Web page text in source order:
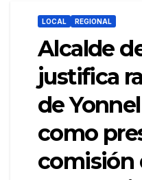
LOCAL REGIONAL
Alcalde
justifica
de
como
comisión